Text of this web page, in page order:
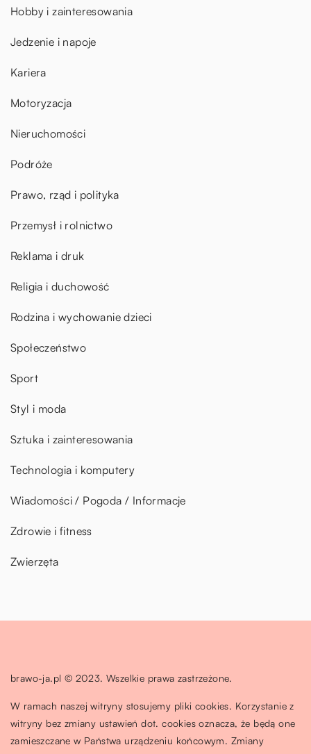
Hobby i zainteresowania
Jedzenie i napoje
Kariera
Motoryzacja
Nieruchomości
Podróże
Prawo, rząd i polityka
Przemysł i rolnictwo
Reklama i druk
Religia i duchowość
Rodzina i wychowanie dzieci
Społeczeństwo
Sport
Styl i moda
Sztuka i zainteresowania
Technologia i komputery
Wiadomości / Pogoda / Informacje
Zdrowie i fitness
Zwierzęta
brawo-ja.pl © 2023. Wszelkie prawa zastrzeżone.
W ramach naszej witryny stosujemy pliki cookies. Korzystanie z
witryny bez zmiany ustawień dot. cookies oznacza, że będą one
zamieszczane w Państwa urządzeniu końcowym. Zmiany